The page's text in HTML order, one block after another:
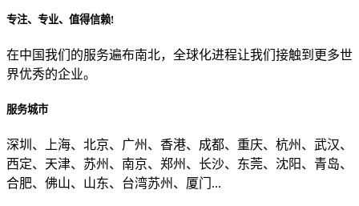
专注、专业、值得信赖!
在中国我们的服务遍布南北，全球化进程让我们接触到更多世
界优秀的企业。
服务城市
深圳、上海、北京、广州、香港、成都、重庆、杭州、武汉、
西定、天津、苏州、南京、郑州、长沙、东莞、沈阳、青岛、
合肥、佛山、山东、台湾苏州、厦门...